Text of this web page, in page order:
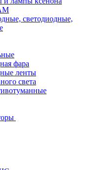
светодиодные,
фара
ленты
света